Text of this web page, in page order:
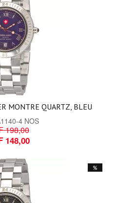
MONTRE QUARTZ, BLEU
4 NOS
198,00
148,00
%